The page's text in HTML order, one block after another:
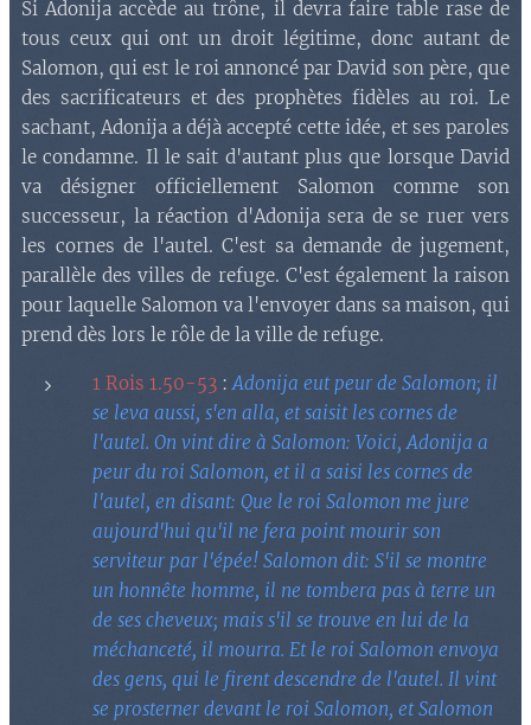
Si Adonija accède au trône, il devra faire table rase de
tous ceux qui ont un droit légitime, donc autant de
Salomon, qui est le roi annoncé par David son père, que
des sacrificateurs et des prophètes fidèles au roi. Le
sachant, Adonija a déjà accepté cette idée, et ses paroles
le condamne. Il le sait d'autant plus que lorsque David
va désigner officiellement Salomon comme son
successeur, la réaction d'Adonija sera de se ruer vers
les cornes de l'autel. C'est sa demande de jugement,
parallèle des villes de refuge. C'est également la raison
pour laquelle Salomon va l'envoyer dans sa maison, qui
prend dès lors le rôle de la ville de refuge.
1 Rois 1.50-53 : Adonija eut peur de Salomon; il
se leva aussi, s'en alla, et saisit les cornes de
l'autel. On vint dire à Salomon: Voici, Adonija a
peur du roi Salomon, et il a saisi les cornes de
l'autel, en disant: Que le roi Salomon me jure
aujourd'hui qu'il ne fera point mourir son
serviteur par l'épée! Salomon dit: S'il se montre
un honnête homme, il ne tombera pas à terre un
de ses cheveux; mais s'il se trouve en lui de la
méchanceté, il mourra. Et le roi Salomon envoya
des gens, qui le firent descendre de l'autel. Il vint
se prosterner devant le roi Salomon, et Salomon